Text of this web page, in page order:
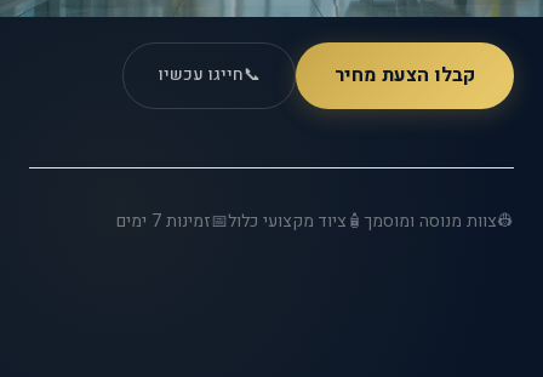
קבלו הצעת מחיר 📞חייגו עכשיו
👷צוות מנוסה ומוסמך 🧴ציוד מקצועי כלול📅זמינות 7 ימים